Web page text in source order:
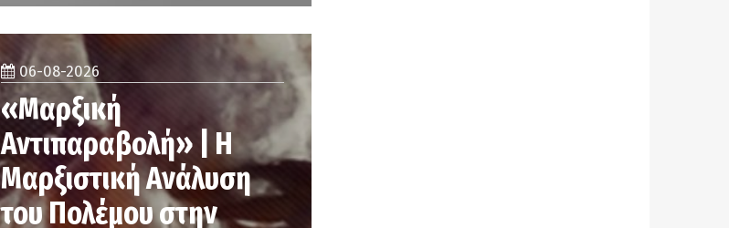
06-08-2026
«Μαρξική
Αντιπαραβολή» | Η
Μαρξιστική Ανάλυση
του Πολέμου στην